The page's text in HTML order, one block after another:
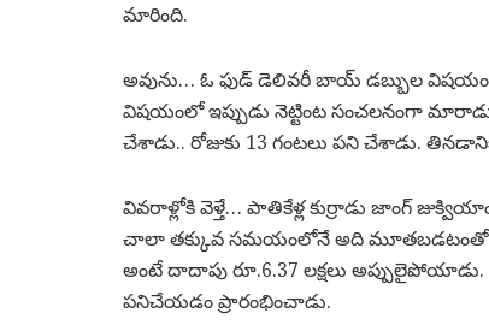
మారింది.
అవును… ఓ ఫుడ్ డెలివరీ బాయ్ డబ్బుల
విషయంలో ఇప్పుడు నెట్టింట సంచలనంగా
చేశాడు.. రోజుకు 13 గంటలు పని చేశాడు.
వివరాళ్లోకి వెళ్తే… పాతికేళ్ల కుర్రాడు జాంగ్
చాలా తక్కువ సమయంలోనే అది మూతబడటంతో
అంటే దాదాపు రూ.6.37 లక్షలు
పనిచేయడం ప్రారంభించాడు.